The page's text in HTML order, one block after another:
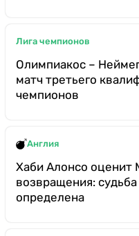
Лига чемпионов
Олимпиакос –
матч третьего
чемпионов
Англия
Хаби Алонсо оценит
возвращения:
определена